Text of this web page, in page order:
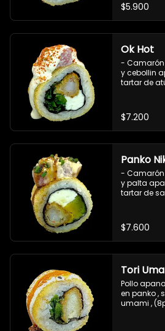
$5.900
Ok Hot
-
y cebollin
tartar de
$7.200
Panko
-
y palta
tartar de
$7.600
Tori
Pollo
en panko ,
umami ,